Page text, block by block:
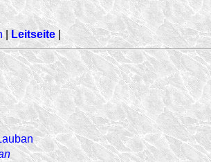
| Leitseite |